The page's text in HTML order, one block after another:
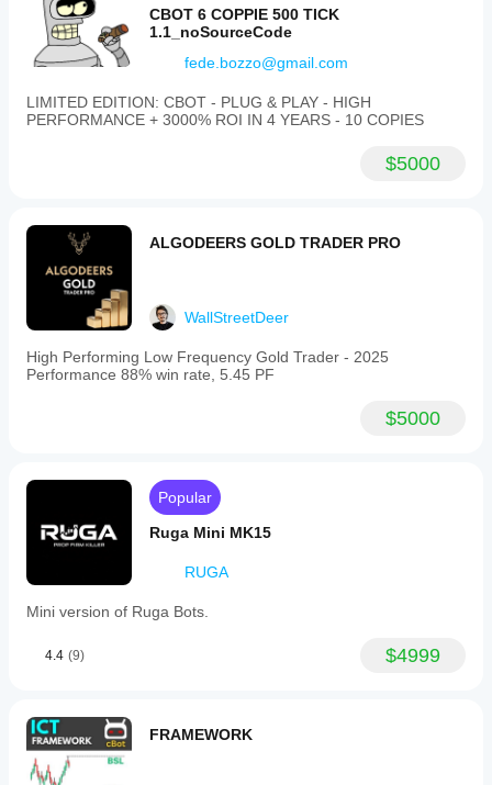
CBOT 6 COPPIE 500 TICK
1.1_noSourceCode
fede.bozzo@gmail.com
LIMITED EDITION: CBOT - PLUG & PLAY - HIGH
PERFORMANCE + 3000% ROI IN 4 YEARS - 10 COPIES
$5000
ALGODEERS GOLD TRADER PRO
WallStreetDeer
High Performing Low Frequency Gold Trader - 2025
Performance 88% win rate, 5.45 PF
$5000
Popular
Ruga Mini MK15
RUGA
Mini version of Ruga Bots.
4.4 (9) $4999
FRAMEWORK